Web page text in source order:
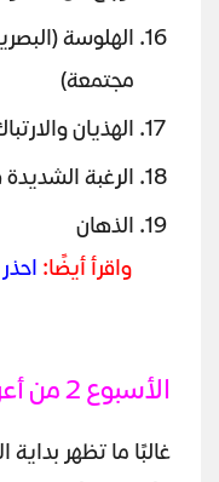
الهلوسة
مجتمعة)
الهذيان
الرغبة الشديدة
الذهان
واقرأ أيضًا:
الأسبوع 2 من أعراض انسحاب ليريكا
غالبًا ما تظهر بداية